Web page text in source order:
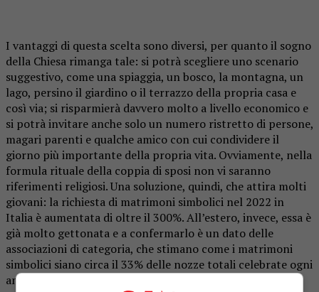
I vantaggi di questa scelta sono diversi, per quanto il sogno
della Chiesa rimanga tale: si potrà scegliere uno scenario
suggestivo, come una spiaggia, un bosco, la montagna, un
lago, persino il giardino o il terrazzo della propria casa e
così via; si risparmierà davvero molto a livello economico e
si potrà invitare anche solo un numero ristretto di persone,
magari parenti e qualche amico con cui condividere il
giorno più importante della propria vita. Ovviamente, nella
formula rituale della coppia di sposi non vi saranno
riferimenti religiosi. Una soluzione, quindi, che attira molti
giovani: la richiesta di matrimoni simbolici nel 2022 in
Italia è aumentata di oltre il 300%. All’estero, invece, essa è
già molto gettonata e a confermarlo è un dato delle
associazioni di categoria, che stimano come i matrimoni
simbolici siano circa il 33% delle nozze totali celebrate ogni
anno nel mondo.